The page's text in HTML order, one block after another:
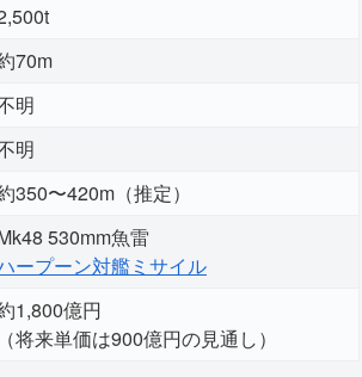
70m
明
明
350〜420m（推定）
530mm魚雷
ープーン対艦ミサイル
1,800億円
（将来単価は900億円の見通し）